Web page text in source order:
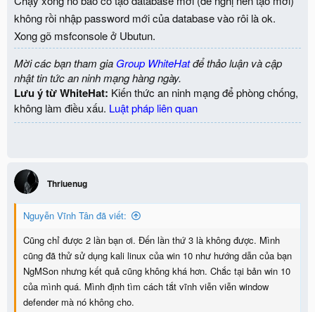
không rồi nhập password mới của database vào rôi là ok.
Xong gõ msfconsole ở Ubutun.
Mời các bạn tham gia Group WhiteHatđể thảo luận và cập
nhật tin tức an ninh mạng hàng ngày.
Lưu ý từ WhiteHat: Kiến thức an ninh mạng để phòng chống,
không làm điều xấu. Luật pháp liên quan
Thriuenug
Nguyễn Vĩnh Tân đã viết:
Cũng chỉ được 2 lần bạn ơi. Đến lần thứ 3 là không được. Mình
cũng đã thử sử dụng kali linux của win 10 như hướng dẫn của bạn
NgMSon nhưng kết quả cũng không khá hơn. Chắc tại bản win 10
của mình quá. Mình định tìm cách tắt vĩnh viễn viễn window
defender mà nó không cho.